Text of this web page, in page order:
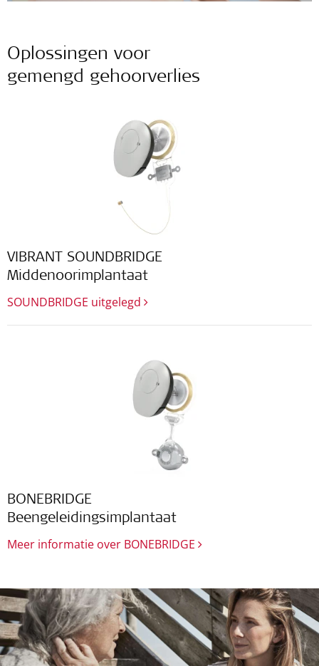
Oplossingen voor
gemengd gehoorverlies
VIBRANT SOUNDBRIDGE
Middenoorimplantaat
SOUNDBRIDGE uitgelegd
BONEBRIDGE
Beengeleidingsimplantaat
Meer informatie over BONEBRIDGE